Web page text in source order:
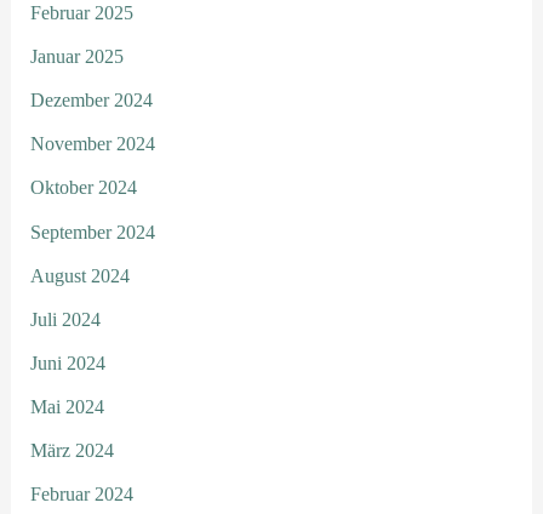
Februar 2025
Januar 2025
Dezember 2024
November 2024
Oktober 2024
September 2024
August 2024
Juli 2024
Juni 2024
Mai 2024
März 2024
Februar 2024